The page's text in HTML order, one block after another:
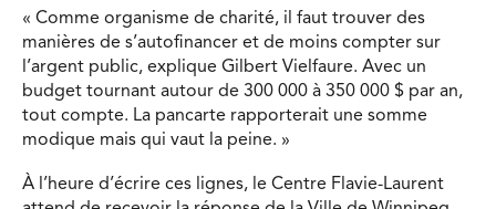
« Comme organisme de charité, il faut trouver des
manières de s’autofinancer et de moins compter sur
l’argent public, explique Gilbert Vielfaure. Avec un
budget tournant autour de 300 000 à 350 000 $ par an,
tout compte. La pancarte rapporterait une somme
modique mais qui vaut la peine. »
À l’heure d’écrire ces lignes, le Centre Flavie-Laurent